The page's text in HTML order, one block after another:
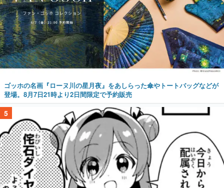
ゴッホの名画『ローヌ川の星月夜』をあしらった傘やトートバッグなどが
登場。8月7日21時より2日間限定で予約販売
5